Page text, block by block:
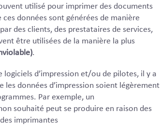
utilisé pour imprimer des documents
données sont générées de manière
des clients, des prestataires de services,
être utilisées de la manière la plus
.
logiciels d’impression et/ou de pilotes, il y a
les données d’impression soient légèrement
Par exemple, un
souhaité peut se produire en raison des
imprimantes